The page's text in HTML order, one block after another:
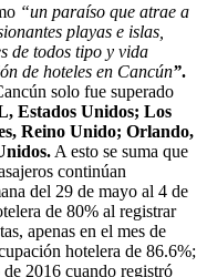
“un paraíso que atrae a
playas e islas,
de todos tipo y vida
de hoteles en Cancún”.
solo fue superado
Estados Unidos; Los
Reino Unido; Orlando,
A esto se suma que
continúan
del 29 de mayo al 4 de
de 80% al registrar
apenas en el mes de
hotelera de 86.6%;
2016 cuando registró